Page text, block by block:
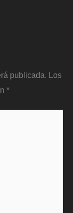
publicada. Los
*